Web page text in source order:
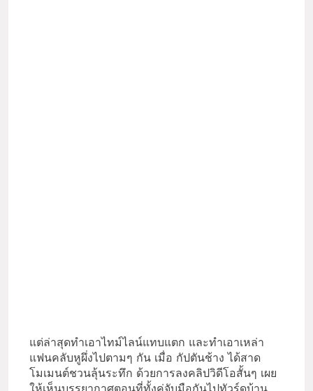
แต่ล่าสุดทำเอาไทม์ไลน์แทบแตก และทำเอาเหล่า
แฟนคลับหูผึ่งไปตามๆ กัน เมื่อ กัปตันช้าง ได้สาด
โมเมนต์ชวนลุ้นระทึก ด้วยการลงคลิปวิดีโอสั้นๆ เผย
ให้เห็นบรรยากาศตอนที่ทั้งคู่จับมือกันไปทัวร์ดูบ้าน